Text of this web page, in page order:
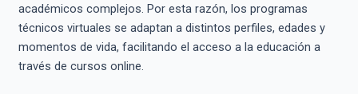
académicos complejos. Por esta razón, los programas
técnicos virtuales se adaptan a distintos perfiles, edades y
momentos de vida, facilitando el acceso a la educación a
través de cursos online.